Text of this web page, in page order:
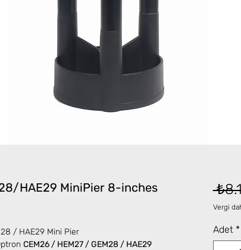
HAE29 MiniPier 8-inches
/ HAE29 Mini Pier
CEM26 / HEM27 / GEM28 / HAE29
Vergi
Adet *